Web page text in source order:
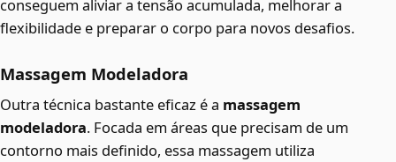
conseguem aliviar a tensão acumulada, melhorar a
flexibilidade e preparar o corpo para novos desafios.
Massagem Modeladora
Outra técnica bastante eficaz é a massagem
modeladora. Focada em áreas que precisam de um
contorno mais definido, essa massagem utiliza